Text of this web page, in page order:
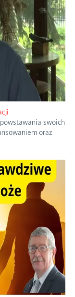
swoich
oraz